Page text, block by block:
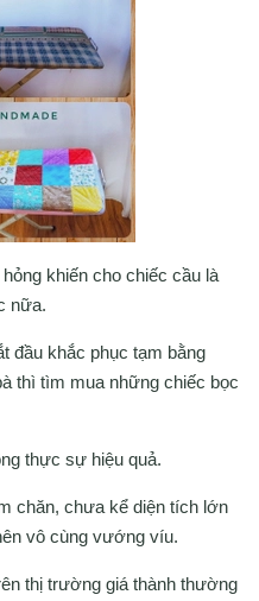
khiến cho chiếc cầu là
nữa.
đầu khắc phục tạm bằng
thì tìm mua những chiếc bọc
thực sự hiệu quả.
chăn, chưa kể diện tích lớn
vô cùng vướng víu.
thị trường giá thành thường